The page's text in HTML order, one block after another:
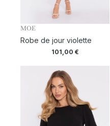
MOE
Robe de jour violette
101,00 €